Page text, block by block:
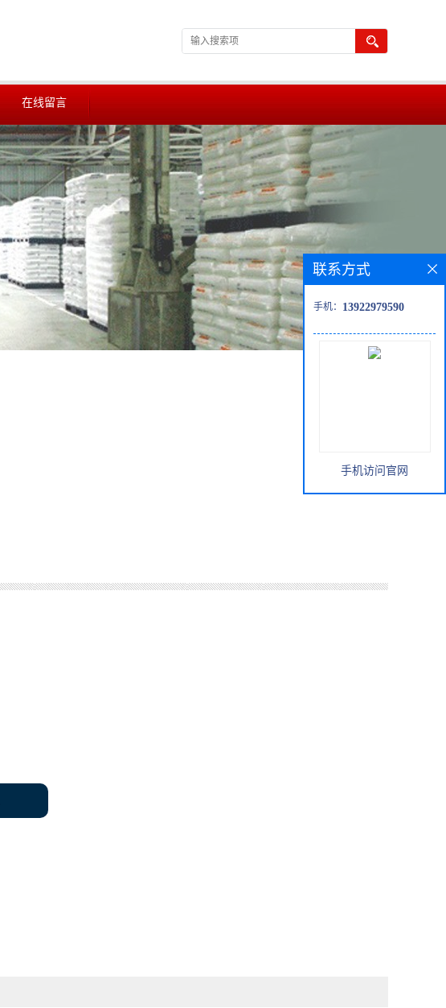
在线留言
联系方式
手机： 13922979590
手机访问官网